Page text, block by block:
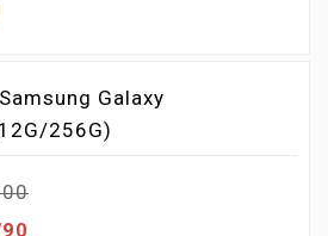
Galaxy
256G)